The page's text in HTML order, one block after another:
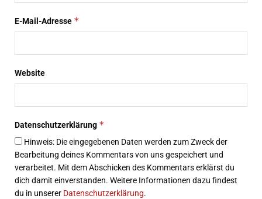
E-Mail-Adresse *
Website
Datenschutzerklärung *
Hinweis: Die eingegebenen Daten werden zum Zweck der
Bearbeitung deines Kommentars von uns gespeichert und
verarbeitet. Mit dem Abschicken des Kommentars erklärst du
dich damit einverstanden. Weitere Informationen dazu findest
du in unserer Datenschutzerklärung.